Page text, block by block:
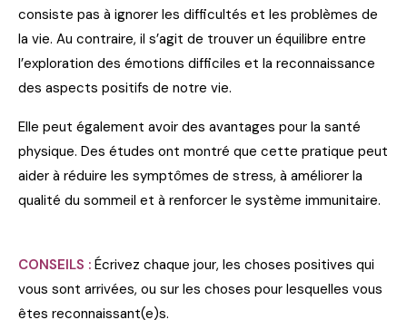
consiste pas à ignorer les difficultés et les problèmes de
la vie. Au contraire, il s’agit de trouver un équilibre entre
l’exploration des émotions difficiles et la reconnaissance
des aspects positifs de notre vie.
Elle peut également avoir des avantages pour la santé
physique. Des études ont montré que cette pratique peut
aider à réduire les symptômes de stress, à améliorer la
qualité du sommeil et à renforcer le système immunitaire.
CONSEILS : Écrivez chaque jour, les choses positives qui
vous sont arrivées, ou sur les choses pour lesquelles vous
êtes reconnaissant(e)s.